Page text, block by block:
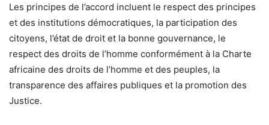
Les principes de l’accord incluent le respect des principes
et des institutions démocratiques, la participation des
citoyens, l’état de droit et la bonne gouvernance, le
respect des droits de l’homme conformément à la Charte
africaine des droits de l’homme et des peuples, la
transparence des affaires publiques et la promotion des
Justice.